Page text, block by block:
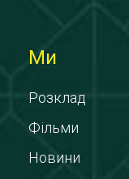
Ми
Розклад
Фільми
Новини